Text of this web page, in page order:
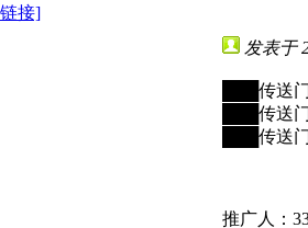
接]
发表于
███传送
███传送
███传送
推广人：